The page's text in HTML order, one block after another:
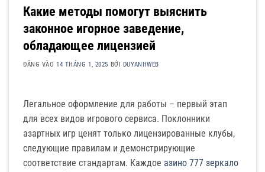
Какие методы помогут выяснить
законное игорное заведение,
обладающее лицензией
ĐĂNG VÀO14 THÁNG 1, 2025 BỞI DUYANHWEB
Легальное оформление для работы – первый этап
для всех видов игрового сервиса. Поклонники
азартных игр ценят только лицензированные клубы,
следующие правилам и демонстрирующие
соответствие стандартам. Каждое азино 777 зеркало